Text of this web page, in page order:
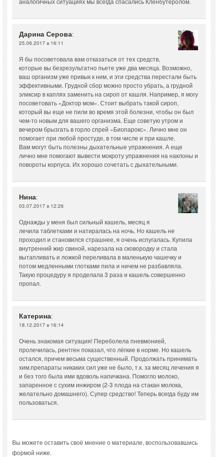
Дарина Серова:
25.06.2017 в 16:11
Я бы посоветовала вам отказаться от тех средств,
которые вы безрезультатно пьете уже два месяца. Возможно,
ваш организм уже привык к ним, и эти средства перестали быть
эффективными. Грудной сбор можно просто убрать, а грудной
эликсир в каплях заменить на сироп от кашля. Например, я могу
посоветовать «Доктор мом». Стоит выбрать такой сироп,
который вы еще не пили во время этой болезни, чтобы он был
чем-то новым для вашего организма. Еще советую утром и
вечером брызгать в горло спрей «Биопарокс». Лично мне он
помогает при любой простуде, в том числе и при кашле.
Вам могут быть полезны дыхательные упражнения. А еще
лично мне помогают вывести мокроту упражнения на наклоны и
повороты корпуса. Их хорошо сочетать с дыхательными.
Нина:
03.07.2017 в 12:26
Однажды у меня был сильный кашель, месяц я
лечила таблетками и натиралась на ночь. Но кашель не
проходил и становился страшнее, я очень испугалась. Купила
внутренний жир свиной, нарезала на сковородку и стала
вытапливать и ложкой переливала в маленькую чашечку и
потом медленными глотками пила и ничем не разбавляла.
Такую процедуру я проделала 3 раза и кашель совершенно
пропал.
Катерина:
18.12.2017 в 16:14
Очень знакомая ситуация! Переболела пневмонией,
пролечилась, рентген показал, что лёгкие в норме. Но кашель
остался, причем весьма существенный. Продолжать принимать
хим.препараты никаких сил уже не было, т.к. за месяц лечения я
и без того была ими вдоволь напичкана. Помогло молоко,
запаренное с сухим инжиром (2-3 плода на стакан молока,
желательно домашнего). Супер средство! Теперь всегда буду им
пользоваться.
Вы можете оставить своё мнение о материале, воспользовавшись
формой ниже.